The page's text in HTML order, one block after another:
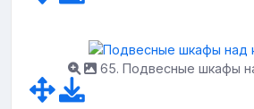
65. Подвесные шкафы